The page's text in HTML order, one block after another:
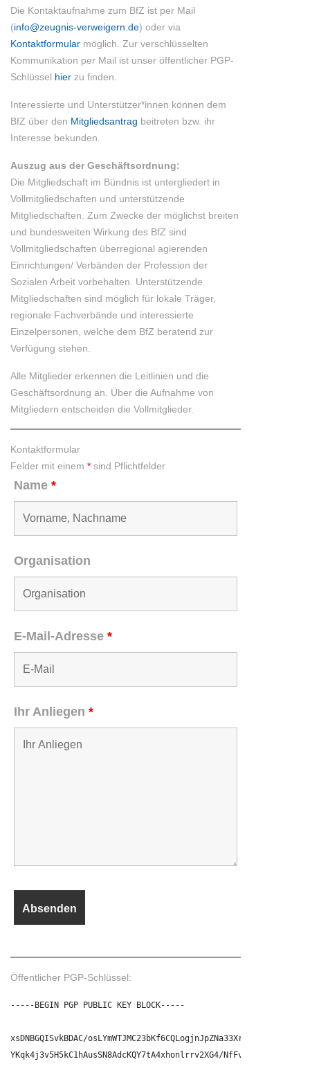
Die Kontaktaufnahme zum BfZ ist per Mail
(info@zeugnis-verweigern.de) oder via
Kontaktformular möglich. Zur verschlüsselten
Kommunikation per Mail ist unser öffentlicher PGP-
Schlüssel hier zu finden.
Interessierte und Unterstützer*innen können dem
BfZ über den Mitgliedsantrag beitreten bzw. ihr
Interesse bekunden.
Auszug aus der Geschäftsordnung:
Die Mitgliedschaft im Bündnis ist untergliedert in
Vollmitgliedschaften und unterstützende
Mitgliedschaften. Zum Zwecke der möglichst breiten
und bundesweiten Wirkung des BfZ sind
Vollmitgliedschaften überregional agierenden
Einrichtungen/ Verbänden der Profession der
Sozialen Arbeit vorbehalten. Unterstützende
Mitgliedschaften sind möglich für lokale Träger,
regionale Fachverbände und interessierte
Einzelpersonen, welche dem BfZ beratend zur
Verfügung stehen.
Alle Mitglieder erkennen die Leitlinien und die
Geschäftsordnung an. Über die Aufnahme von
Mitgliedern entscheiden die Vollmitglieder.
Kontaktformular
Felder mit einem * sind Pflichtfelder
Name *
Organisation
E-Mail-Adresse *
Ihr Anliegen *
Öffentlicher PGP-Schlüssel:
-----BEGIN PGP PUBLIC KEY BLOCK-----
xsDNBGQISvkBDAC/osLYmWTJMC23bKf6CQLogjnJpZNa33Xr+/SpJ8rNi/
YKqk4j3v5H5kC1hAusSN8AdcKQY7tA4xhonlrrv2XG4/